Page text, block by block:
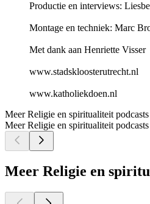
Productie en interviews:
Montage en techniek: ​Marc
Met dank aan Henriette Visser
www.stadskloosterutrecht.nl
www.katholiekdoen.nl
Meer Religie en spiritualiteit podcasts
Meer Religie en spiritualiteit podcasts
Meer Religie en